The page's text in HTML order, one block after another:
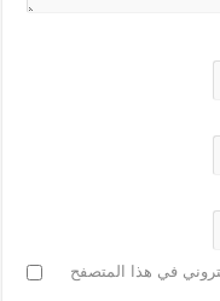
في هذا المتصفح